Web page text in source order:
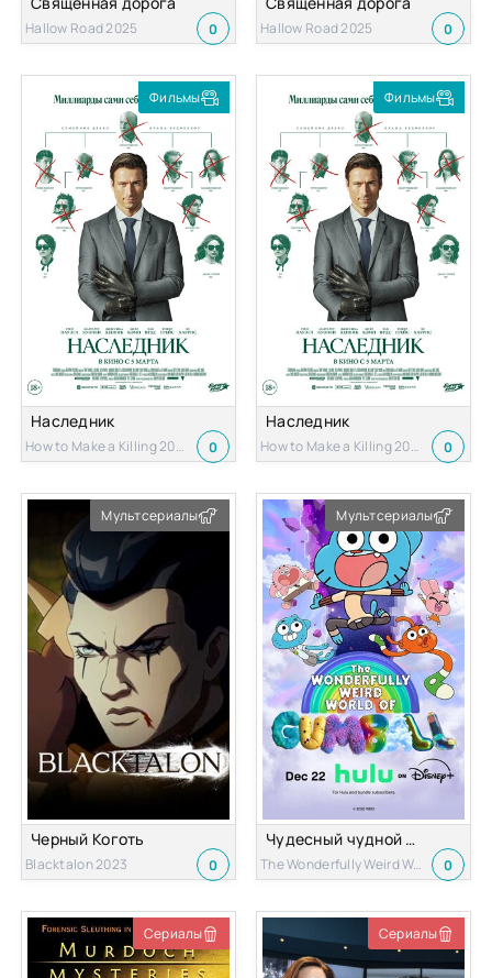
Hallow Road 2025 0 Hallow Road 2025 0
Фильмы
Наследник
How to Make a Killing 2026 0
Фильмы
Наследник
How to Make a Killing 2026 0
Мультсериалы
Черный Коготь
Blacktalon 2023 0
Мультсериалы
Чудесный чудной мир Гамбола
The Wonderfully Weird World of Gumball 2025 0
Сериалы Сериалы